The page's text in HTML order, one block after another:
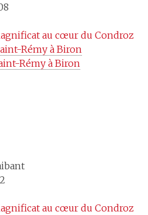
au cœur du Condroz
Rémy à Biron
Rémy à Biron
au cœur du Condroz